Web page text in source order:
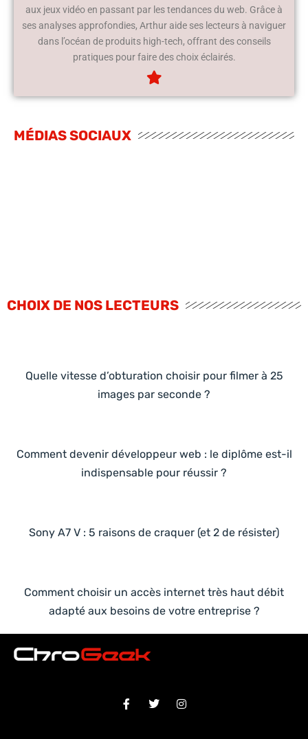
aux jeux vidéo en passant par les tendances du web. Grâce à
ses analyses approfondies, Arthur aide ses lecteurs à naviguer
dans l’océan de produits high-tech, offrant des conseils
pratiques pour faire des choix éclairés.
MÉDIAS SOCIAUX
CHOIX DE NOS LECTEURS
Quelle vitesse d’obturation choisir pour filmer à 25
images par seconde ?
Comment devenir développeur web : le diplôme est-il
indispensable pour réussir ?
Sony A7 V : 5 raisons de craquer (et 2 de résister)
Comment choisir un accès internet très haut débit
adapté aux besoins de votre entreprise ?